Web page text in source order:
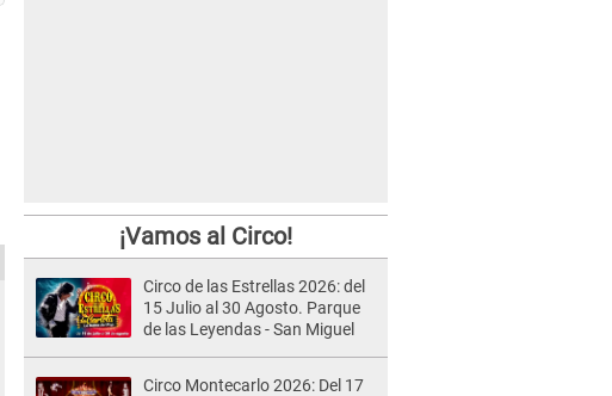
¡Vamos al Circo!
Circo de las Estrellas 2026: del
15 Julio al 30 Agosto. Parque
de las Leyendas - San Miguel
Circo Montecarlo 2026: Del 17